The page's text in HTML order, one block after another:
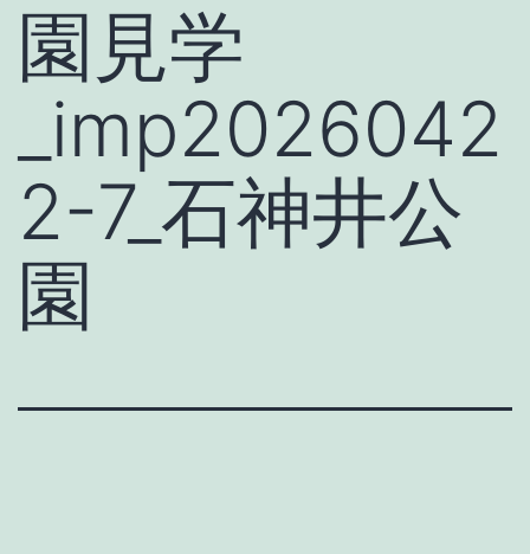
園見学
_imp2026042
2-7_石神井公
園